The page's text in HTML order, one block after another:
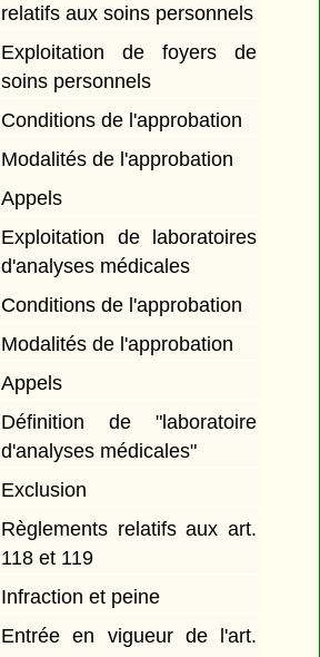
relatifs aux soins personnels
Exploitation de foyers de
soins personnels
Conditions de l'approbation
Modalités de l'approbation
Appels
Exploitation de laboratoires
d'analyses médicales
Conditions de l'approbation
Modalités de l'approbation
Appels
Définition de "laboratoire
d'analyses médicales"
Exclusion
Règlements relatifs aux art.
118 et 119
Infraction et peine
Entrée en vigueur de l'art.